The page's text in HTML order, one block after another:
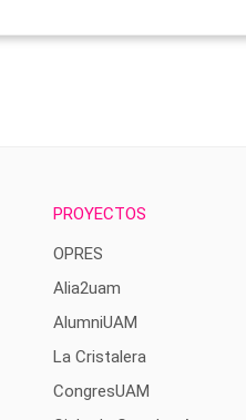
PROYECTOS
OPRES
Alia2uam
AlumniUAM
La Cristalera
CongresUAM